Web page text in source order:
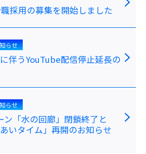
採用の募集を開始しました
らせ
伴うYouTube配信停止延長の
らせ
ン「水の回廊」閉鎖終了と
あいタイム」再開のお知らせ